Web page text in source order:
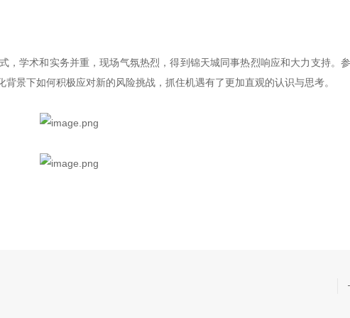
，学术和实务并重，现场气氛热烈，得到锦天城同事热烈响应和大力支持。
景下如何积极应对新的风险挑战，抓住机遇有了更加直观的认识与思考。